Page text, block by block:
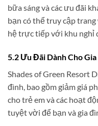
bữa sáng và các ưu đãi
bạn có thể truy cập
hệ trực tiếp với khu nghỉ
5.2 Ưu Đãi Dành Cho
Shades of Green Resort
đình, bao gồm giảm giá
cho trẻ em và các hoạt
tuyệt vời để bạn và gia